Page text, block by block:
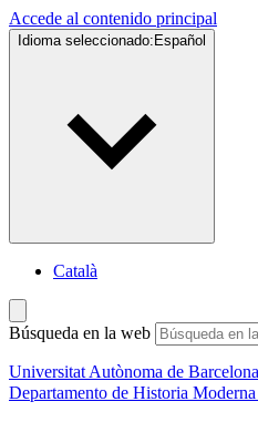
Accede al contenido principal
Idioma seleccionado: Español
Català
Búsqueda en la web
Universitat Autònoma de Barcelona
Departamento de Historia